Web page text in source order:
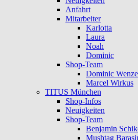
Anfahrt
Mitarbeiter
Karlotta
Laura
Noah
Dominic
Shop-Team
Dominic
Marcel Wirkus
TITUS München
Shop-Infos
Neuigkeiten
Shop-Team
Benjamin
Mushtag